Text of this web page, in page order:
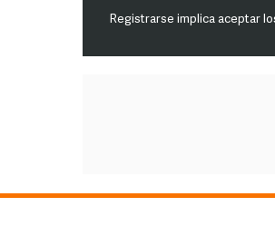
Registrarse implica aceptar